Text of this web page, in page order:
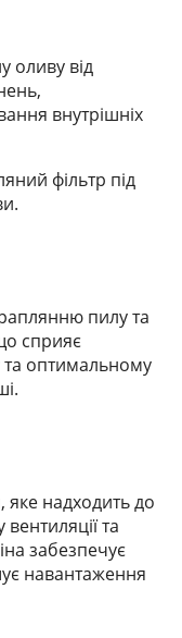
оливу від
внутрішніх
фільтр під
пилу та
сприяє
та оптимальному
яке надходить до
та
забезпечує
навантаження